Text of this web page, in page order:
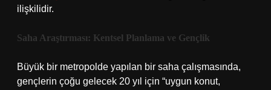
ilişkilidir.
Saha Araştırması: Kentsel Planlama ve Gençlik
Büyük bir metropolde yapılan bir saha çalışmasında,
gençlerin çoğu gelecek 20 yıl için “uygun konut,